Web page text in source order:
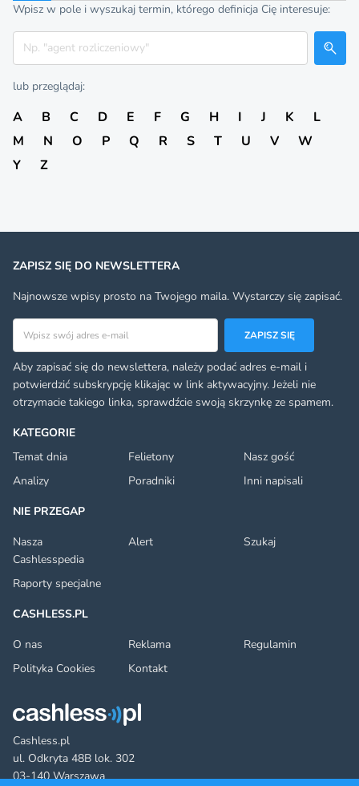
Wpisz w pole i wyszukaj termin, którego definicja Cię interesuje:
Szukaj
lub przeglądaj:
A B C D E F G H I J K
L
M
N O P Q R S T U V
W
Y
Z
Cashless.pl
ul. Odkryta 48B lok. 302
03-140 Warszawa
KATEGORIE
Temat dnia
Felietony
Nasz gość
Analizy
Poradniki
Inni napisali
NIE PRZEGAP
Nasza
Cashlesspedia
Alert Szukaj
Raporty specjalne
CASHLESS.PL
O nas
Reklama
Regulamin
Polityka Cookies
Kontakt
ZAPISZ SIĘ DO NEWSLETTERA
Najnowsze wpisy prosto na Twojego maila. Wystarczy się zapisać.
Adres email
ZAPISZ SIĘ
Aby zapisać się do newslettera, należy podać adres e-mail i
potwierdzić subskrypcję klikając w link aktywacyjny. Jeżeli nie
otrzymacie takiego linka, sprawdźcie swoją skrzynkę ze spamem.